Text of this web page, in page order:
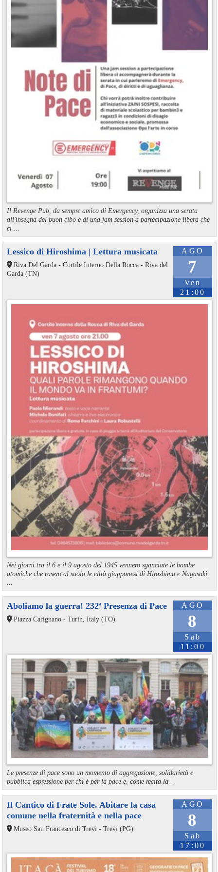
Il Revenge Pub, da sempre amico di Emergency, organizza una serata
all'insegna del buon cibo e di una jam session a partecipazione libera che
ci ...
AGO
7
Ven
21:00
Lessico di Hiroshima | Lettura musicata
Riva Del Garda - Cortile Interno Della Rocca - Riva del
Garda (TN)
Nei giorni tra il 6 e il 9 agosto del 1945 vennero sganciate le bombe
atomiche che rasero al suolo le città giapponesi di Hiroshima e Nagasaki.
AGO
8
Sab
11:00
Aboliamo la guerra! 232ª Presenza di Pace
Piazza Carignano - Turin, Italy (TO)
Le presenze di pace sono un momento di aggregazione, solidarietà e
pubblica espressione per chi è per la pace e, come recita la ...
AGO
8
Sab
17:00
Il Cantico di Frate Sole. Abitare la casa
comune nella fraternità e nella pace
Museo San Francesco di Trevi - Trevi (PG)